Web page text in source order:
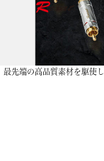
最先端の高品質素材を駆使